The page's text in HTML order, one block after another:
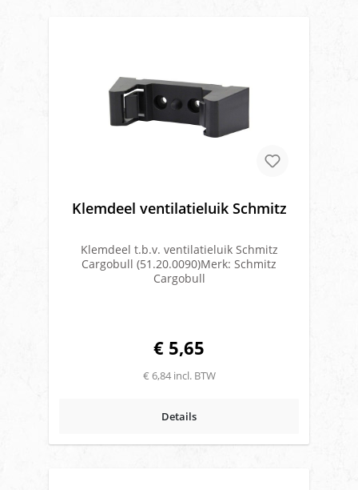
Klemdeel ventilatieluik Schmitz
Klemdeel t.b.v. ventilatieluik Schmitz
Cargobull (51.20.0090)Merk: Schmitz
Cargobull
€ 5,65
€ 6,84 incl. BTW
Details